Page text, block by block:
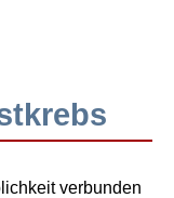
verbunden